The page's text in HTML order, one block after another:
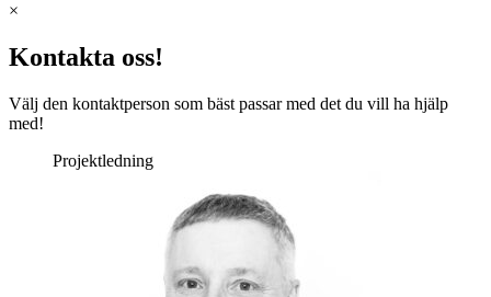
×
Kontakta oss!
Välj den kontaktperson som bäst passar med det du vill ha hjälp
med!
Projektledning